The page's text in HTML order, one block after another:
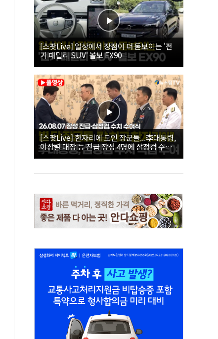
[스팟Live] 일상에서 장점이 더 돋보이는 '전
기 패밀리 SUV' 볼보 EX90
[스팟Live] 한자리에 모인 장군들...李대통령,
이상렬 대장 등 진급 장성 4명에 삼정검 수치
직접 수여｜26.08.07 장성 진급·삼정검 수치